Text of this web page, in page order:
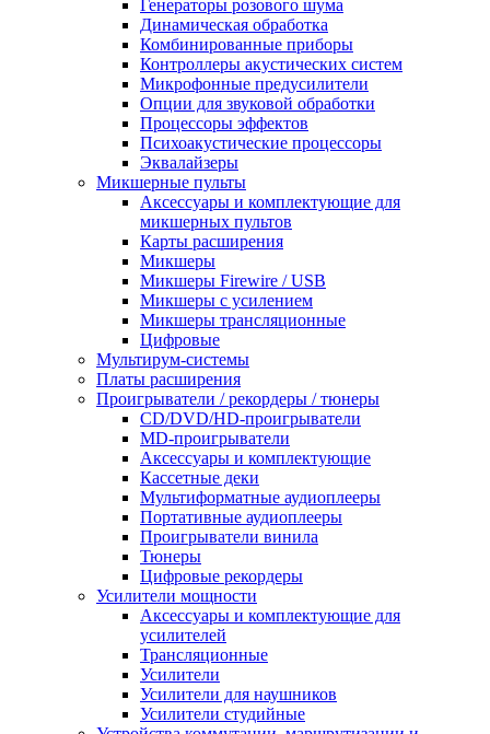
Генераторы розового шума
Динамическая обработка
Комбинированные приборы
Контроллеры акустических систем
Микрофонные предусилители
Опции для звуковой обработки
Процессоры эффектов
Психоакустические процессоры
Эквалайзеры
Микшерные пульты
Аксессуары и комплектующие для
микшерных пультов
Карты расширения
Микшеры
Микшеры Firewire / USB
Микшеры с усилением
Микшеры трансляционные
Цифровые
Мультирум-системы
Платы расширения
Проигрыватели / рекордеры / тюнеры
CD/DVD/HD-проигрыватели
MD-проигрыватели
Аксессуары и комплектующие
Кассетные деки
Мультиформатные аудиоплееры
Портативные аудиоплееры
Проигрыватели винила
Тюнеры
Цифровые рекордеры
Усилители мощности
Аксессуары и комплектующие для
усилителей
Трансляционные
Усилители
Усилители для наушников
Усилители студийные